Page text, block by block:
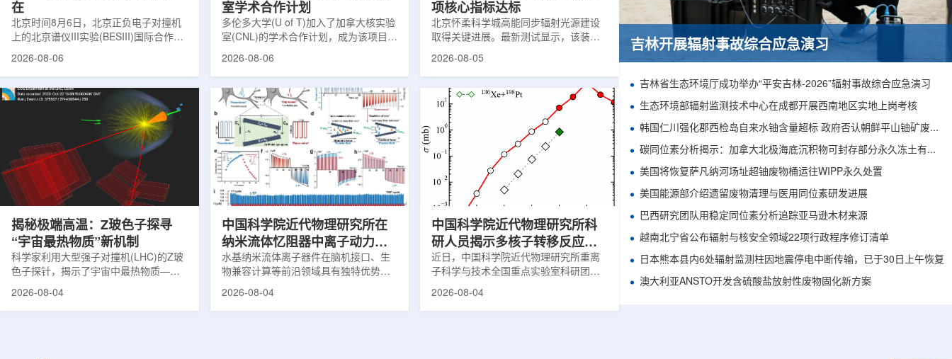
在
北京时间8月6日，北京正负电子对撞机
上的北京谱仪III实验(BESIII)国际合作组
经过15年的持续研究，BESIII实验建立
了证明胶球存在的完整证据链，解开了
困扰学术界近半个世纪的胶球存在之
谜。该发现不仅为量子色动力学理论提
供了决定性验证，也表明一类全新物质
形态——纯由力构成的物质的存在。原
子核由质子和中子组成，质子和中子又
由夸克组成。夸克之间靠胶子传递强相
互...
2026-08-06
室学术合作计划
多伦多大学(U of T)加入了加拿大核实验
室(CNL)的学术合作计划，成为该项目中
究。在施瓦茨·赖斯曼创新园区举行了签
约仪式，标志着多伦多大学、加拿大核
实验室和原子能公司有限公司(AECL)正
式确立了合作关系。该学术合作计划将
为参学院校提供进入国家级实验室基础
设施、技术和专业知识的渠道，合作领
域涵盖清洁能源、医疗健康、环境修复
以及国家安全等多个方面。此次...
2026-08-06
项核心指标达标
北京怀柔科学城高能同步辐射光源建设
取得关键进展。最新测试显示，该装置
步。这两项指标直接决定光源能否为科
研用户提供稳定、高品质的X光束，也是
装置性能评估中的核心参数。自2025年
9月29日加速器达到验收指标后，项目团
队在试运行过程中持续调校设备、优化
束流状态。经过约9个月改进，装置关键
性能明显提升。储存环可理解为高能电
子运行的环形轨道，全长约1360米。
177...
2026-08-05
揭秘极端高温：Z玻色子探寻
“宇宙最热物质”新机制
科学家利用大型强子对撞机(LHC)的Z玻
色子探针，揭示了宇宙中最热物质——
夸克-胶子等离子体(QGP)如何吸收能量
2026-08-04
中国科学院近代物理研究所在
纳米流体忆阻器中离子动力学
调控研究方面获新进展
水基纳米流体离子器件在脑机接口、生
物兼容计算等前沿领域具有独特优势。
近期，中国科学院近代物理研究所重离
2026-08-04
中国科学院近代物理研究所科
研人员揭示多核子转移反应中
壳效应的双向作用机制
近日，中国科学院近代物理研究所重离
子科学与技术全国重点实验室科研团队
与合作者揭示了壳效应在多核子转移反
2026-08-04
吉林开展辐射事故综合应急演习
吉林省生态环境厅成功举办“平安吉林-2026”辐射事故综合应急演习
生态环境部辐射监测技术中心在成都开展西南地区实地上岗考核
韩国仁川强化郡西检岛自来水铀含量超标 政府否认朝鲜平山铀矿废水影响
碳同位素分析揭示：加拿大北极海底沉积物可封存部分永久冻土有机碳
美国将恢复萨凡纳河场址超铀废物桶运往WIPP永久处置
美国能源部介绍遗留废物清理与医用同位素研发进展
巴西研究团队用稳定同位素分析追踪亚马逊木材来源
越南北宁省公布辐射与核安全领域22项行政程序修订清单
日本熊本县内6处辐射监测柱因地震停电中断传输，已于30日上午恢复
澳大利亚ANSTO开发含硫酸盐放射性废物固化新方案